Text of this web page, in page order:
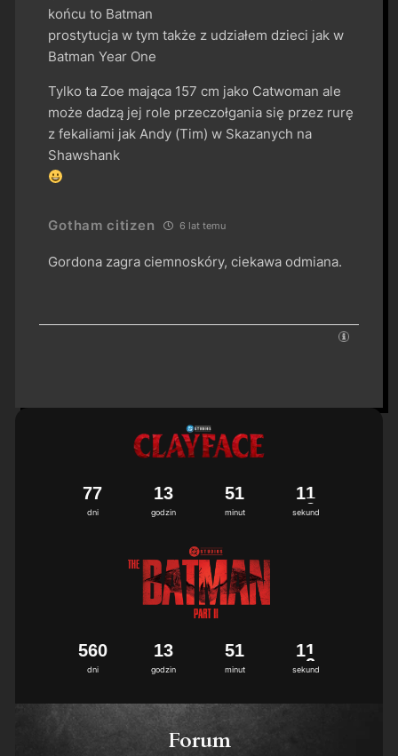
końcu to Batman
prostytucja w tym także z udziałem dzieci jak w
Batman Year One
Tylko ta Zoe mająca 157 cm jako Catwoman ale
może dadzą jej role przeczołgania się przez rurę
z fekaliami jak Andy (Tim) w Skazanych na
Shawshank
Gotham citizen 6 lat temu
Gordona zagra ciemnoskóry, ciekawa odmiana.
dni
77
godzin
13
minut
51
sekund
11
dni
560
godzin
13
minut
51
sekund
11
Forum